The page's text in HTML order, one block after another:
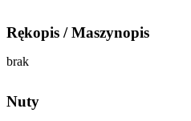
Rękopis / Maszynopis
brak
Nuty